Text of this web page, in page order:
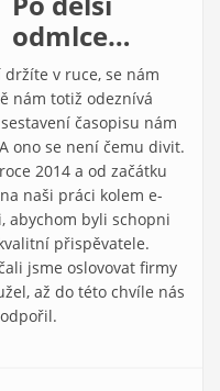
odmlce…
v ruce, se nám
nám totiž odeznívá
časopisu nám
ono se není čemu divit.
2014 a od začátku
naši práci kolem e-
abychom byli schopni
přispěvatele.
jsme oslovovat firmy
až do této chvíle nás